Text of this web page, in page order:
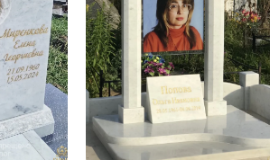
Участникам СВО
Памятники из гранита
Памятники из мрамора
Элитные памятники
Резные памятники
комплексы